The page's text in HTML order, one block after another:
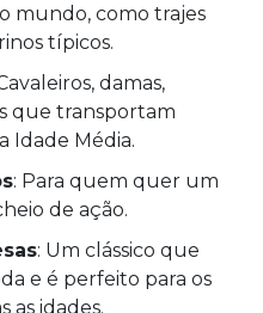
mundo, como trajes
típicos.
damas,
que transportam
Idade Média.
: Para quem quer um
de ação.
: Um clássico que
e é perfeito para os
as idades.